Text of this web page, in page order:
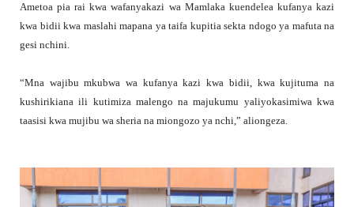
Ametoa pia rai kwa wafanyakazi wa Mamlaka kuendelea kufanya kazi
kwa bidii kwa maslahi mapana ya taifa kupitia sekta ndogo ya mafuta na
gesi nchini.
“Mna wajibu mkubwa wa kufanya kazi kwa bidii, kwa kujituma na
kushirikiana ili kutimiza malengo na majukumu yaliyokasimiwa kwa
taasisi kwa mujibu wa sheria na miongozo ya nchi,” aliongeza.